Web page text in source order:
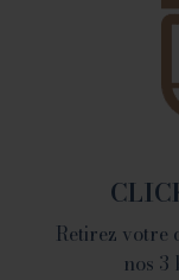
Retirez votre
nos 3